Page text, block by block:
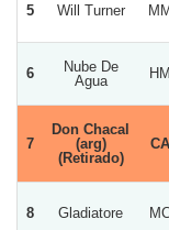
5 Will Turner MM
6
Nube De
Agua
HM
7
Don Chacal
(arg)
(Retirado)
CA
8 Gladiatore